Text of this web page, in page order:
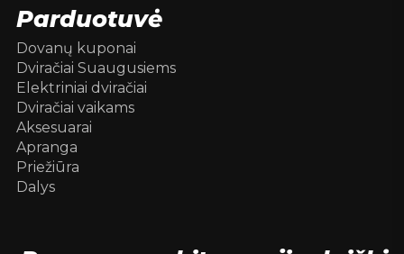
Parduotuvė
Dovanų kuponai
Dviračiai Suaugusiems
Elektriniai dviračiai
Dviračiai vaikams
Aksesuarai
Apranga
Priežiūra
Dalys